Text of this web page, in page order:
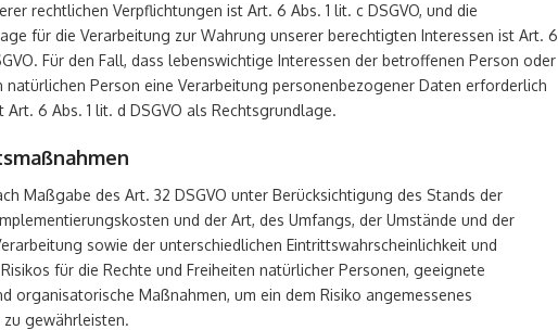
rechtlichen Verpflichtungen ist Art. 6 Abs. 1 lit. c DSGVO, und die
für die Verarbeitung zur Wahrung unserer berechtigten Interessen ist Art. 6
Für den Fall, dass lebenswichtige Interessen der betroffenen Person oder
natürlichen Person eine Verarbeitung personenbezogener Daten erforderlich
Art. 6 Abs. 1 lit. d DSGVO als Rechtsgrundlage.
Maßgabe des Art. 32 DSGVO unter Berücksichtigung des Stands der
und der Art, des Umfangs, der Umstände und der
sowie der unterschiedlichen Eintrittswahrscheinlichkeit und
für die Rechte und Freiheiten natürlicher Personen, geeignete
organisatorische Maßnahmen, um ein dem Risiko angemessenes
zu gewährleisten.